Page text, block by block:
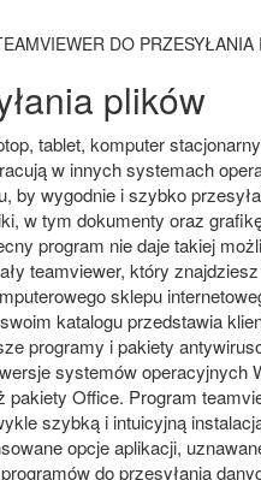
DO PRZESYŁANIA
plików
tablet, komputer
w innych systemach
by wygodnie i szybko
w tym dokumenty oraz
program nie daje takiej
teamviewer, który
sklepu
katalogu przedstawia
programy i pakiety
systemów operacyjnych
pakiety Office. Program
szybką i intuicyjną
opcje aplikacji,
do przesyłania